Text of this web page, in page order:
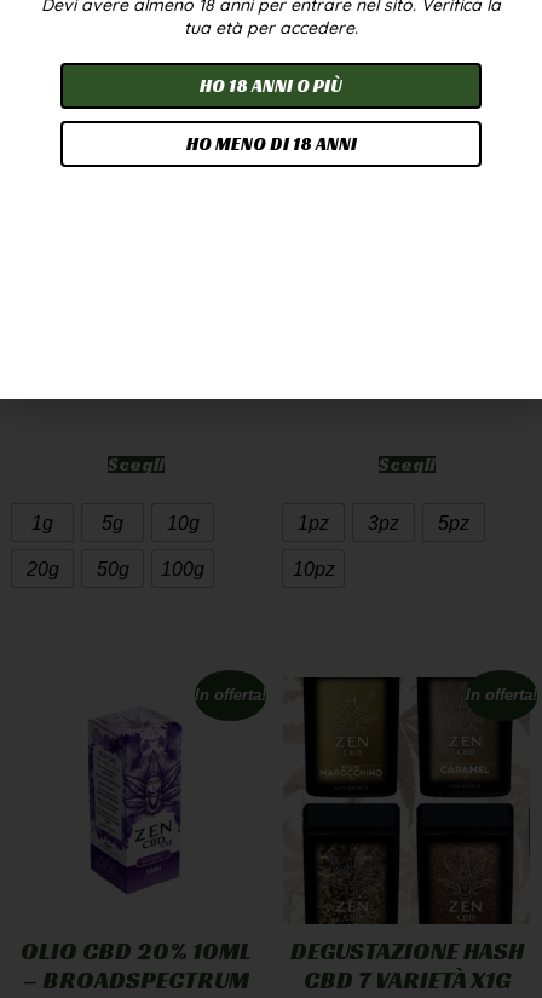
Scegli
1g 5g 10g
20g 50g 100g
In offerta!
Scegli
1pz 3pz 5pz
10pz
In offerta!
OLIO CBD 20% 10ML
– BROADSPECTRUM
In offerta!
DEGUSTAZIONE HASH
CBD 7 VARIETÀ X1G
Devi avere almeno 18 anni per entrare nel sito. Verifica la
tua età per accedere.
HO 18 ANNI O PIÙ
HO MENO DI 18 ANNI